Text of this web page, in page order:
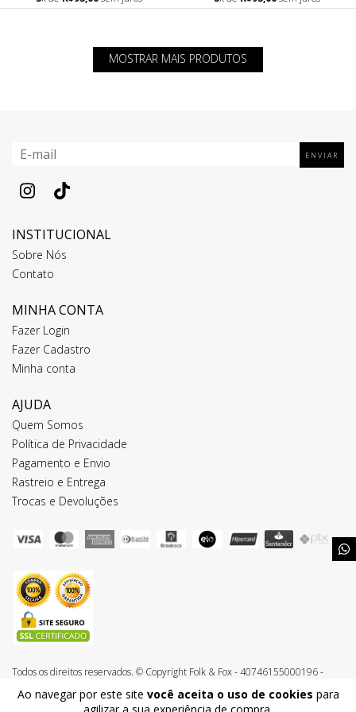
Ao navegar por este site você aceita o uso de cookies para
MOSTRAR MAIS PRODUTOS
INSTITUCIONAL
Sobre Nós
Contato
MINHA CONTA
Fazer Login
Fazer Cadastro
Minha conta
AJUDA
Quem Somos
Política de Privacidade
Pagamento e Envio
Rastreio e Entrega
Trocas e Devoluções
Todos os direitos reservados. © Copyright Folk & Fox - 40746155000196 -